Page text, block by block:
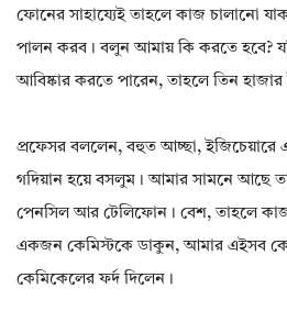
ফোনের সাহায্যেই তাহলে কাজ চালানো
পালন করব। বলুন আমায় কি করতে হবে?
আবিষ্কার করতে পারেন, তাহলে তিন হাজার
প্রফেসর বললেন, বহুত আচ্ছা,
গদিয়ান হয়ে বসলুম। আমার সামনে আছে
পেনসিল আর টেলিফোন। বেশ, তাহলে
একজন কেমিস্টকে ডাকুন, আমার এইসব
কেমিকেলের ফর্দ দিলেন।